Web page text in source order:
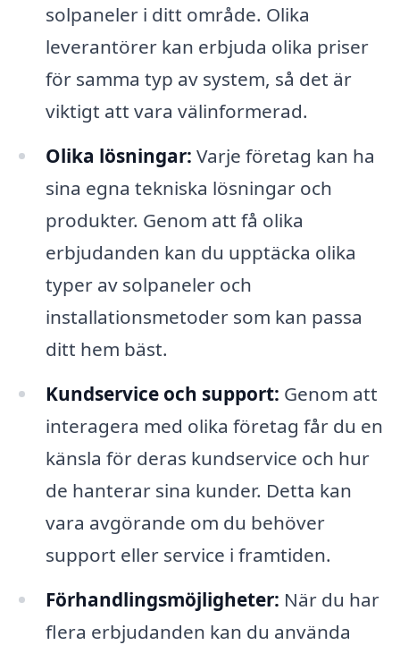
solpaneler i ditt område. Olika
leverantörer kan erbjuda olika priser
för samma typ av system, så det är
viktigt att vara välinformerad.
Olika lösningar: Varje företag kan ha
sina egna tekniska lösningar och
produkter. Genom att få olika
erbjudanden kan du upptäcka olika
typer av solpaneler och
installationsmetoder som kan passa
ditt hem bäst.
Kundservice och support: Genom att
interagera med olika företag får du en
känsla för deras kundservice och hur
de hanterar sina kunder. Detta kan
vara avgörande om du behöver
support eller service i framtiden.
Förhandlingsmöjligheter: När du har
flera erbjudanden kan du använda